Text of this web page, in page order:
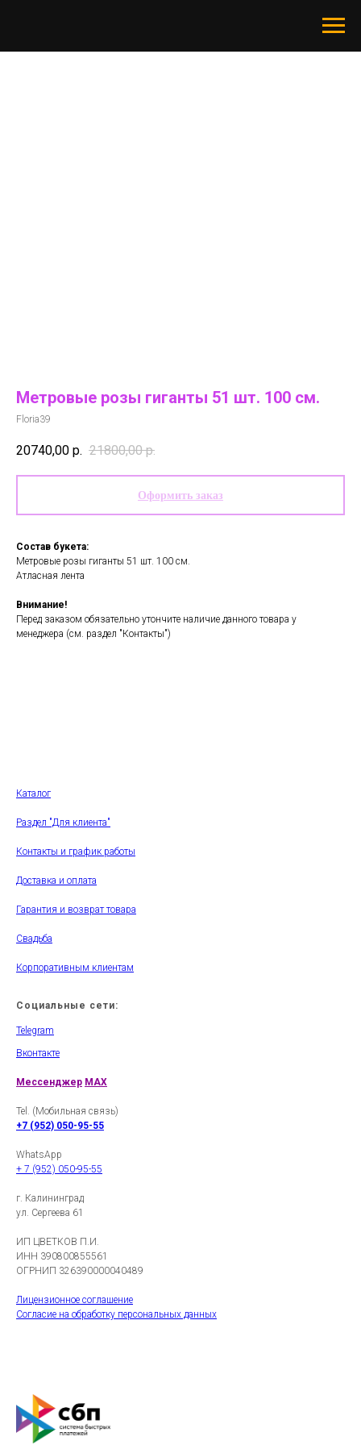
Метровые розы гиганты 51 шт. 100 см.
Floria39
20740,00 р. 21800,00 р.
Оформить заказ
Состав букета:
Метровые розы гиганты 51 шт. 100 см.
Атласная лента
Внимание!
Перед заказом обязательно утончите наличие данного товара у
менеджера (см. раздел "Контакты")
Каталог
Раздел "Для клиента"
Контакты и график работы
Доставка и оплата
Гарантия и возврат товара
Свадьба
Корпоративным клиентам
Социальные сети:
Telegram
Вконтакте
Мессенджер MAX
Tel. (Мобильная связь)
+7 (952) 050-95-55
WhatsApp
+ 7 (952) 050-95-55
г. Калининград
ул. Сергеева 61
ИП ЦВЕТКОВ П.И.
ИНН 390800855561
ОГРНИП 326390000040489
Лицензионное соглашение
Согласие на обработку персональных данных